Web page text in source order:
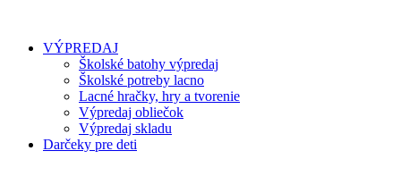
VÝPREDAJ
Školské batohy výpredaj
Školské potreby lacno
Lacné hračky, hry a tvorenie
Výpredaj obliečok
Výpredaj skladu
Darčeky pre deti